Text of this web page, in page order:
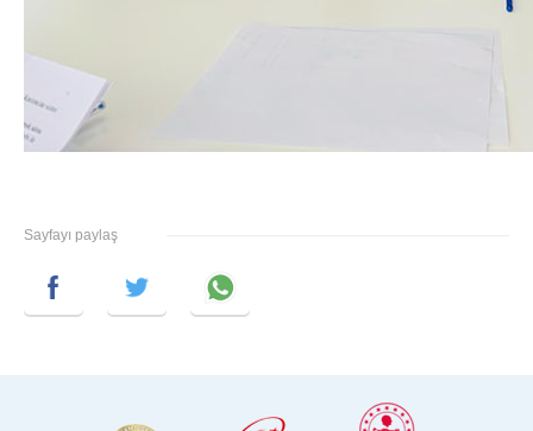
Sayfayı paylaş